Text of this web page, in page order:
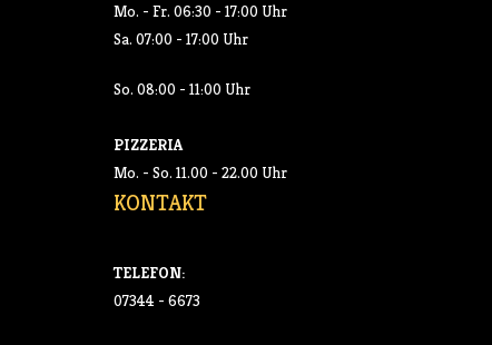
Mo. - Fr. 06:30 - 17:00 Uhr
Sa. 07:00 - 17:00 Uhr
So. 08:00 - 11:00 Uhr
PIZZERIA
Mo. - So. 11.00 - 22.00 Uhr
KONTAKT
TELEFON:
07344 - 6673